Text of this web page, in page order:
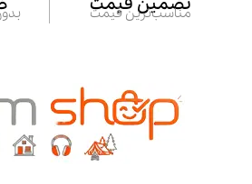
مناسب‌ترین قیمت